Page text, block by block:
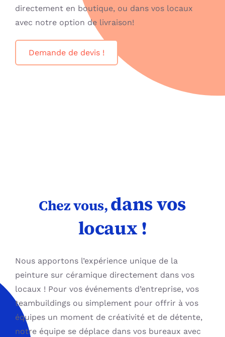
directement en boutique, ou dans vos locaux
avec notre option de livraison!
Demande de devis !
Chez vous,dans vos
locaux !
Nous apportons l’expérience unique de la
peinture sur céramique directement dans vos
locaux ! Pour vos événements d’entreprise, vos
teambuildings ou simplement pour offrir à vos
équipes un moment de créativité et de détente,
notre équipe se déplace dans vos bureaux avec